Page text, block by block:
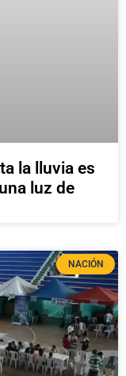
la lluvia es
luz de
NACIÓN